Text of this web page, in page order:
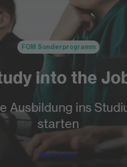
the Job
ins Studium
starten
Mehr Infos